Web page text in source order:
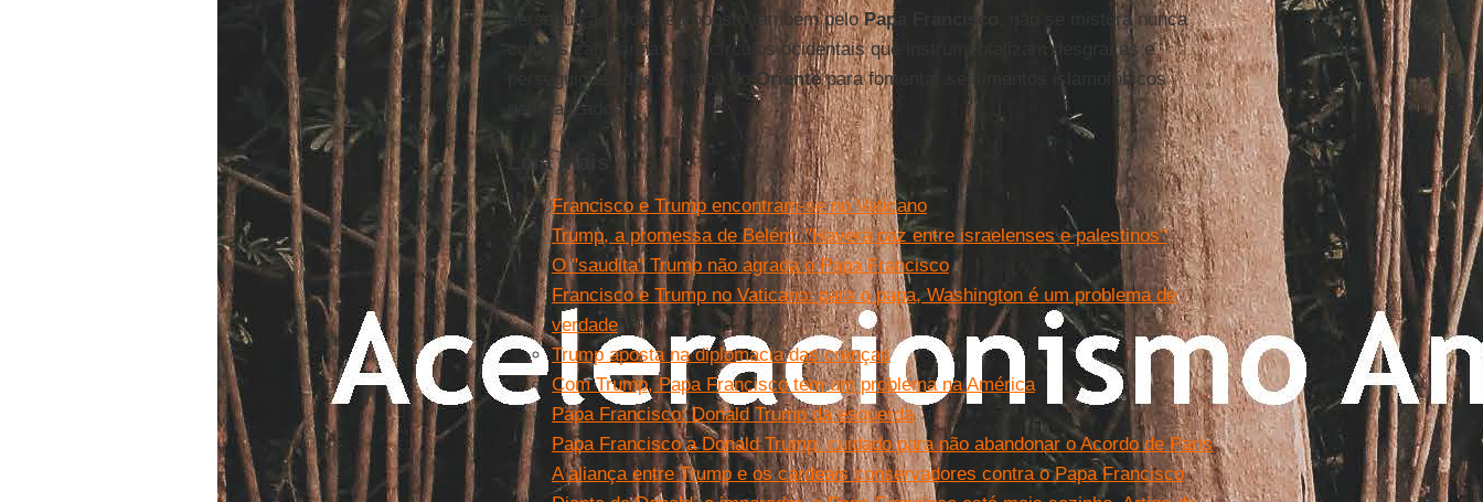
perseguição, hoje reproposto também peloPapa Francisco
, não se mistura nunca
com as campanhas dos círculos ocidentais que instrumentalizam desgraças e
perseguições dos cristãos doOrientepara fomentar sentimentos islamofóbicos
generalizados.
Leia mais
Francisco e Trump encontram-se no Vaticano
Trump, a promessa de Belém: "Haverá paz entre israelenses e palestinos"
O "saudita" Trump não agrada o Papa Francisco
Francisco e Trump no Vaticano: para o papa, Washington é um problema de
verdade
Trump aposta na diplomacia das crenças
Com Trump, Papa Francisco tem um problema na América
Papa Francisco: Donald Trump da esquerda
Papa Francisco a Donald Trump: cuidado para não abandonar o Acordo de Paris
A aliança entre Trump e os cardeais conservadores contra o Papa Francisco